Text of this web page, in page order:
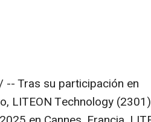
-- Tras su participación en
LITEON Technology (2301)